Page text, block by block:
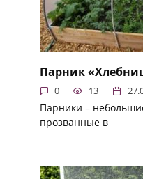
Парник
0 13
Парники –
прозванные в